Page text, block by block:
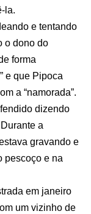
la.
e tentando
o dono do
forma
e que Pipoca
a “namorada”.
dizendo
a
gravando e
pescoço e na
em janeiro
um vizinho de